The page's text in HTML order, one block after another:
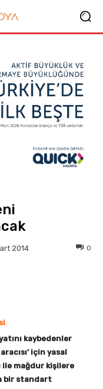
2014 0
kaybedenler
için yasal
ile mağdur kişilere
bir standart